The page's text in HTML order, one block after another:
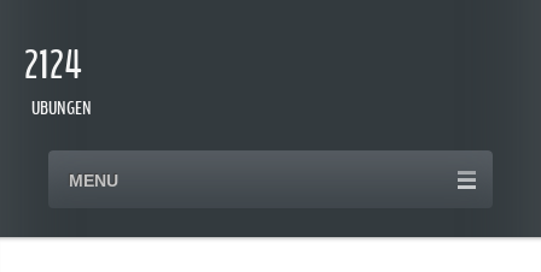
2124
UBUNGEN
MENU